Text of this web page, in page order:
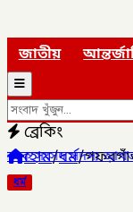
জাতীয়
ব্রেকিং
ডিবি পুলিশ
হোম/ধর্ম/
ধর্ম